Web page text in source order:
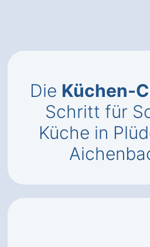
Die Küchen-
Schritt für
Küche in